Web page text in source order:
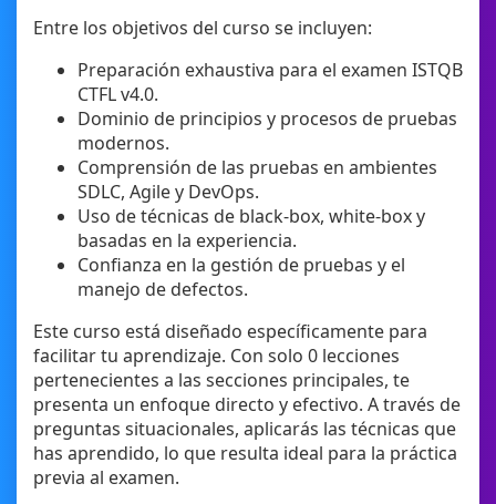
Entre los objetivos del curso se incluyen:
Preparación exhaustiva para el examen ISTQB
CTFL v4.0.
Dominio de principios y procesos de pruebas
modernos.
Comprensión de las pruebas en ambientes
SDLC, Agile y DevOps.
Uso de técnicas de black-box, white-box y
basadas en la experiencia.
Confianza en la gestión de pruebas y el
manejo de defectos.
Este curso está diseñado específicamente para
facilitar tu aprendizaje. Con solo 0 lecciones
pertenecientes a las secciones principales, te
presenta un enfoque directo y efectivo. A través de
preguntas situacionales, aplicarás las técnicas que
has aprendido, lo que resulta ideal para la práctica
previa al examen.